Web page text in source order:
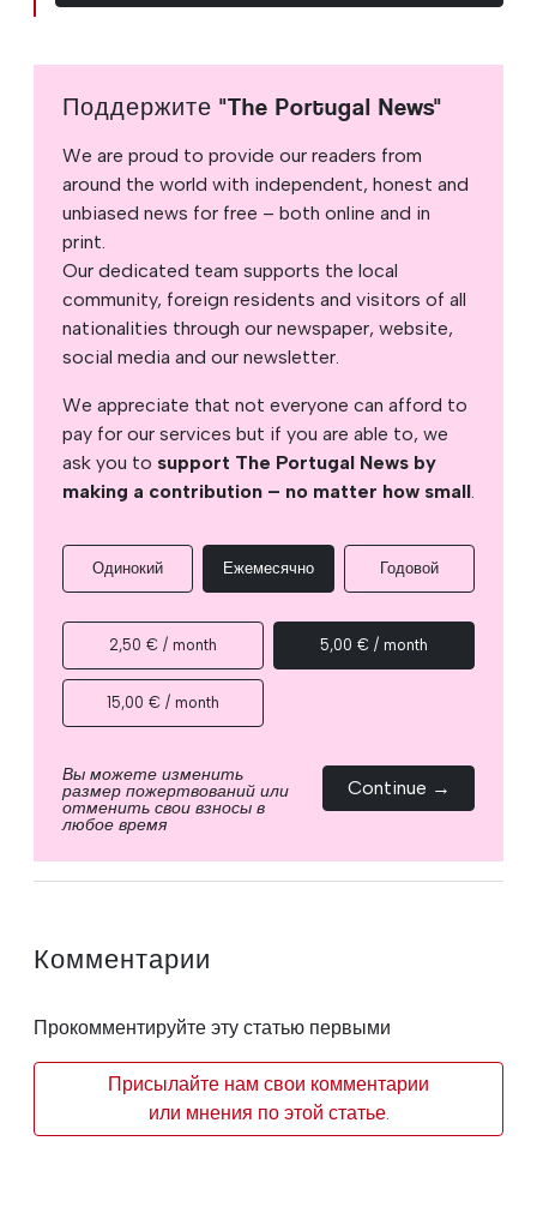
Поддержите "The Portugal News"
We are proud to provide our readers from
around the world with independent, honest and
unbiased news for free – both online and in
print.
Our dedicated team supports the local
community, foreign residents and visitors of all
nationalities through our newspaper, website,
social media and our newsletter.
We appreciate that not everyone can afford to
pay for our services but if you are able to, we
ask you to support The Portugal News by
making a contribution – no matter how small.
Одинокий Ежемесячно Годовой
2,50 € / month 5,00 € / month
15,00 € / month
Вы можете изменить
размер пожертвований или
отменить свои взносы в
любое время
Continue →
Комментарии
Прокомментируйте эту статью первыми
Присылайте нам свои комментарии
или мнения по этой статье.